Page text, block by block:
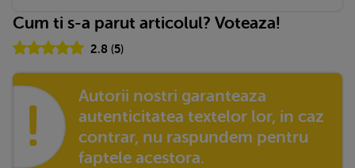
Cum ti s-a parut articolul? Voteaza!
2.8(5)
!
Autorii nostri garanteaza
autenticitatea textelor lor, in caz
contrar, nu raspundem pentru
faptele acestora.